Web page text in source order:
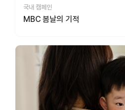
국내 캠페인
MBC 봄날의 기적